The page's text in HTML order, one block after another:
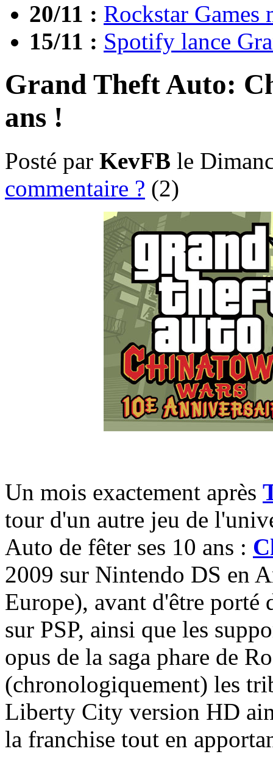
20/11 : Rockstar Games
15/11 : Spotify lance
Grand Theft Auto:
ans !
Posté par KevFB le
commentaire ? (2)
Un mois exactement après
tour d'un autre jeu de
Auto de fêter ses 10 ans :
2009 sur Nintendo DS en
Europe), avant d'être porté
sur PSP, ainsi que les
opus de la saga phare de
(chronologiquement) les
Liberty City version HD
la franchise tout en